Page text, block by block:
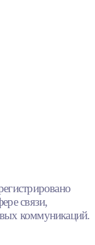
связи,
коммуникаций.